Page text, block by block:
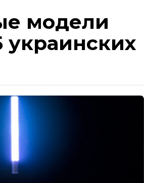
модели
украинских